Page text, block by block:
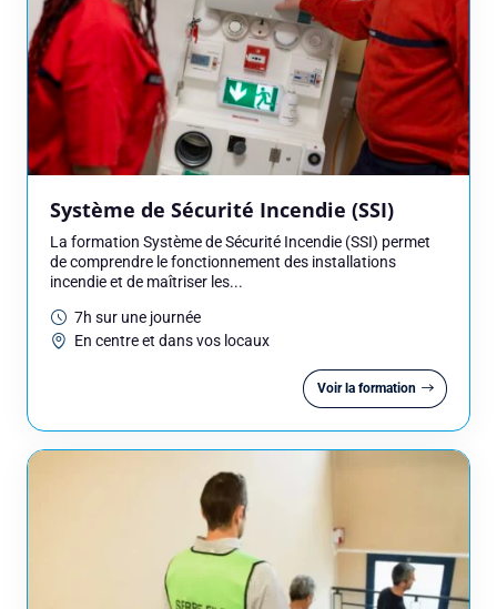
Système de Sécurité Incendie (SSI)
La formation Système de Sécurité Incendie (SSI) permet
de comprendre le fonctionnement des installations
incendie et de maîtriser les...
7h sur une journée
En centre et dans vos locaux
Voir la formation
Réserver une session
Vous êtes